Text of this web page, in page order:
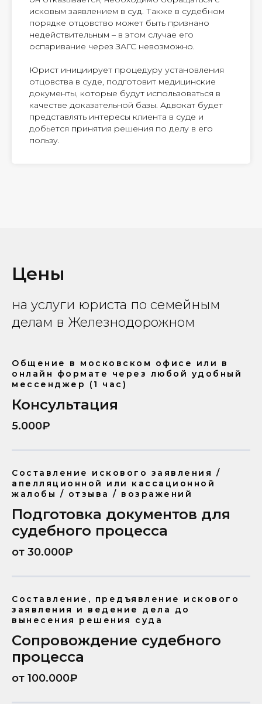
исковым заявлением в суд. Также в судебном
порядке отцовство может быть признано
недействительным – в этом случае его
оспаривание через ЗАГС невозможно.
Юрист инициирует процедуру установления
отцовства в суде, подготовит медицинские
документы, которые будут использоваться в
качестве доказательной базы. Адвокат будет
представлять интересы клиента в суде и
добьется принятия решения по делу в его
пользу.
Цены
на услуги юриста по семейным
делам в Железнодорожном
Общение в московском офисе или в
онлайн формате через любой удобный
мессенджер (1 час)
Консультация
5.000₽
Составление искового заявления /
апелляционной или кассационной
жалобы / отзыва / возражений
Подготовка документов для
судебного процесса
от 30.000₽
Составление, предъявление искового
заявления и ведение дела до
вынесения решения суда
Сопровождение судебного
процесса
от 100.000₽